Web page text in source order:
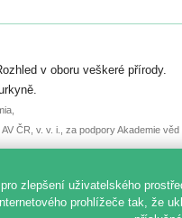
do 6. září.
nebo
v oboru veškeré přírody.
ČR, v. v. i., za podpory Akademie věd
zlepšení uživatelského
prohlížeče tak, že